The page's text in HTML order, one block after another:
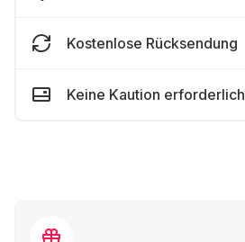
Kostenlose Rücksendung
Keine Kaution erforderlich